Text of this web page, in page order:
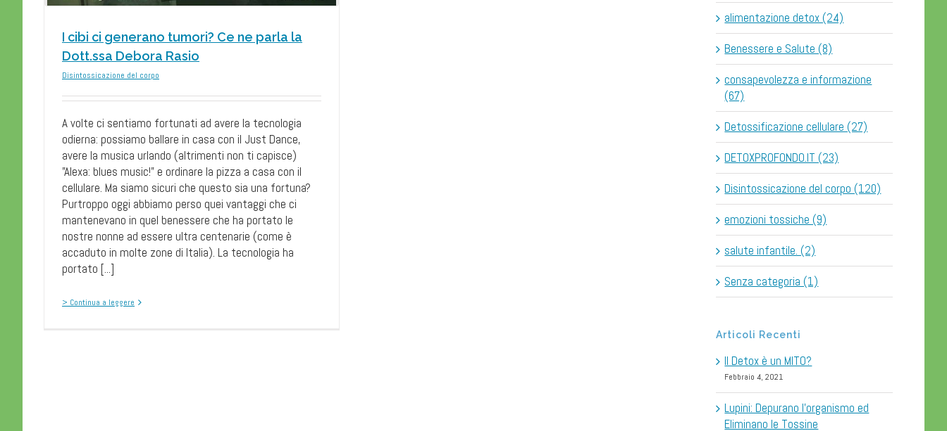
I cibi ci generano tumori? Ce ne parla la
Dott.ssa Debora Rasio
Disintossicazione del corpo
A volte ci sentiamo fortunati ad avere la tecnologia
odierna: possiamo ballare in casa con il Just Dance,
avere la musica urlando (altrimenti non ti capisce)
"Alexa: blues music!" e ordinare la pizza a casa con il
cellulare. Ma siamo sicuri che questo sia una fortuna?
Purtroppo oggi abbiamo perso quei vantaggi che ci
mantenevano in quel benessere che ha portato le
nostre nonne ad essere ultra centenarie (come è
accaduto in molte zone di Italia). La tecnologia ha
portato [...]
> Continua a leggere
alimentazione detox (24)
Benessere e Salute (8)
consapevolezza e informazione
(67)
Detossificazione cellulare (27)
DETOXPROFONDO.IT (23)
Disintossicazione del corpo (120)
emozioni tossiche (9)
salute infantile. (2)
Senza categoria (1)
Articoli Recenti
Il Detox è un MITO?
Febbraio 4, 2021
Lupini: Depurano l’organismo ed
Eliminano le Tossine